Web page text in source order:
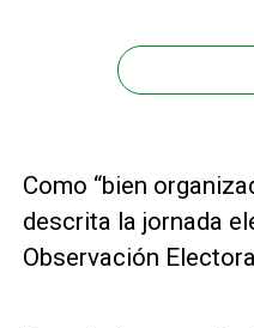
Como “bien
descrita la jornada
Observación